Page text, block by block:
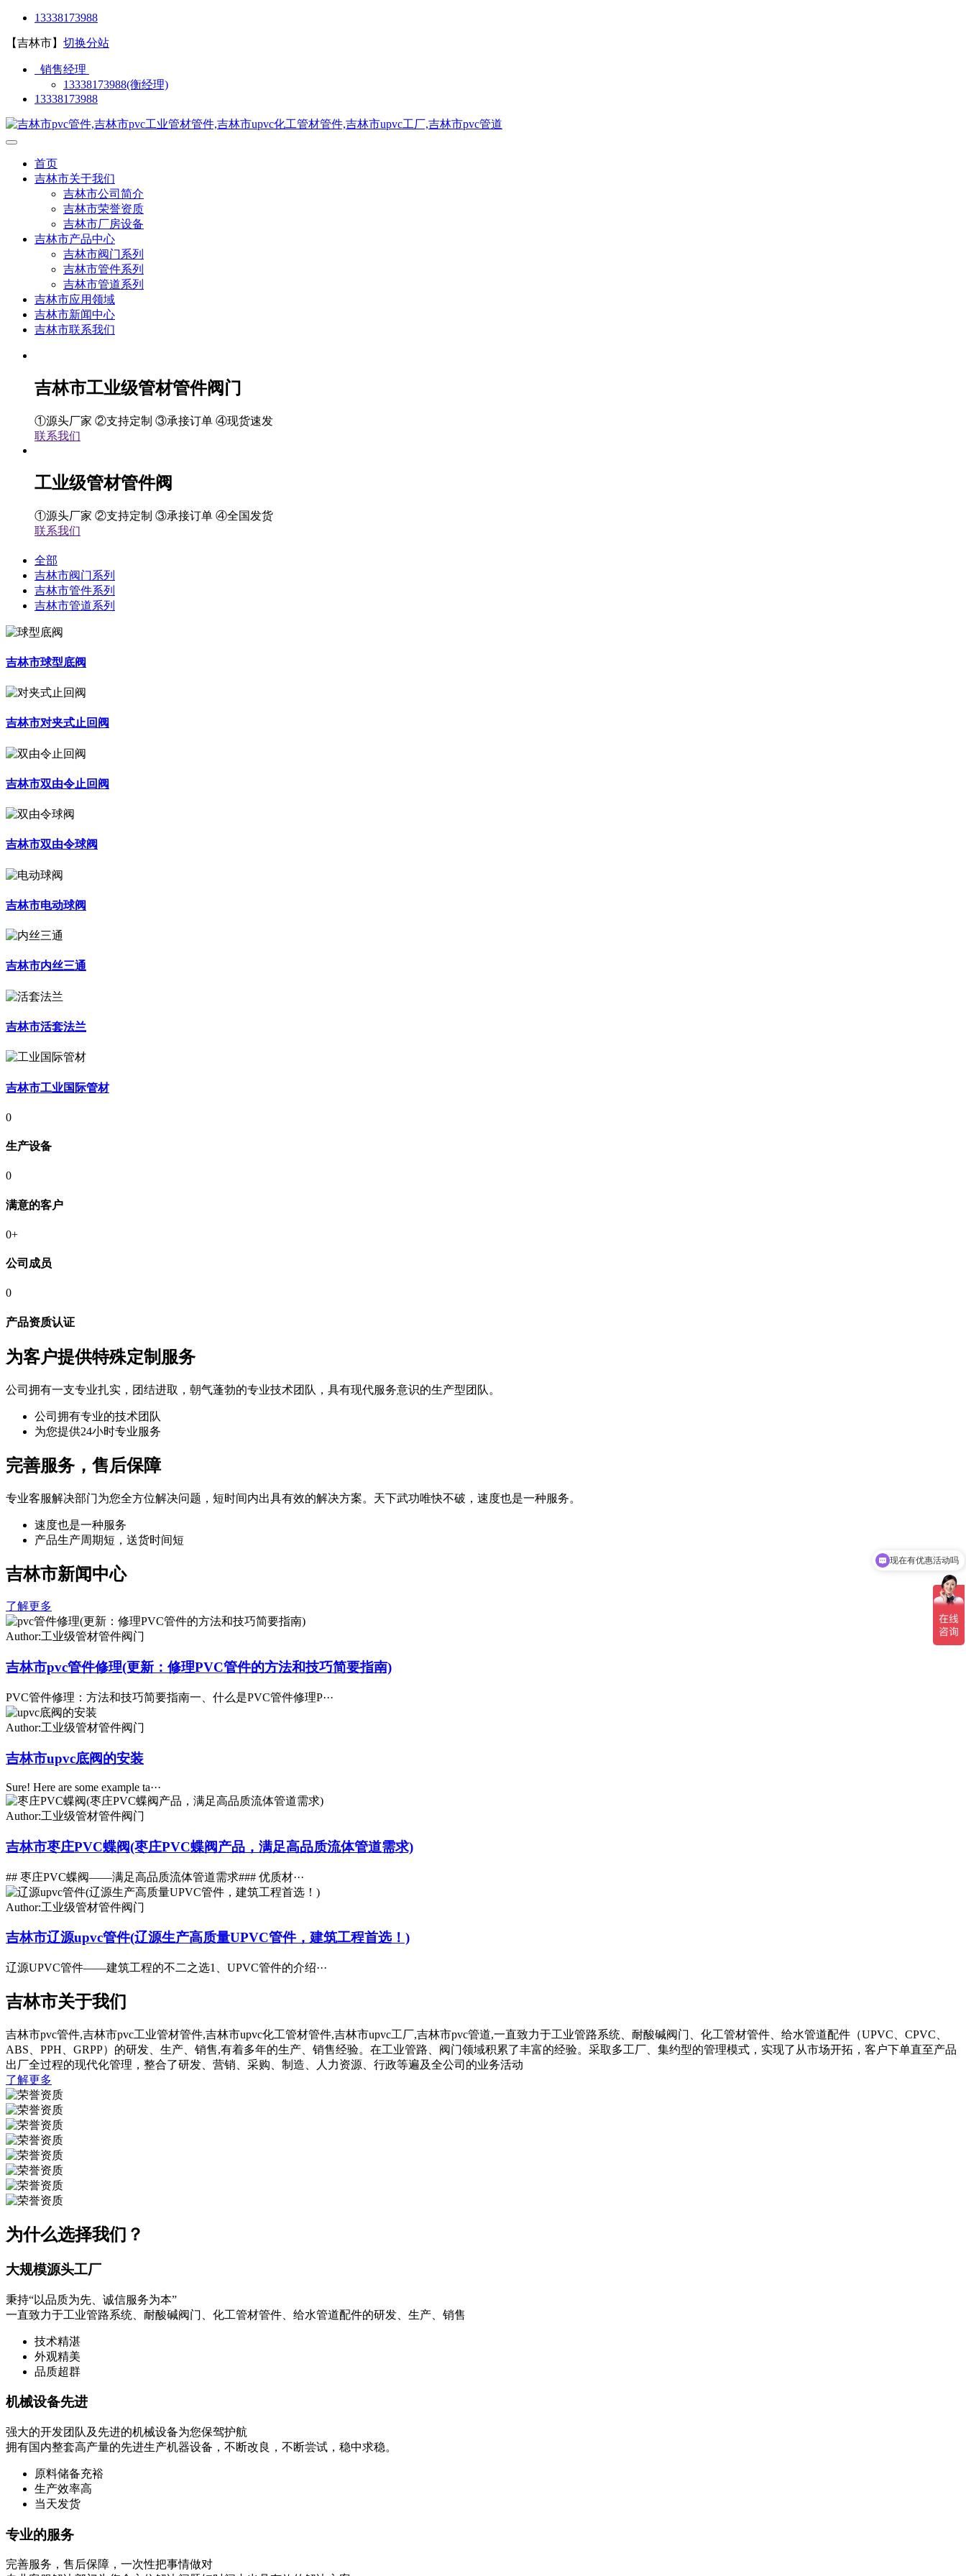
13338173988
【吉林市】 切换分站
销售经理
13338173988(衡经理)
13338173988
首页
吉林市关于我们
吉林市公司简介
吉林市荣誉资质
吉林市厂房设备
吉林市产品中心
吉林市阀门系列
吉林市管件系列
吉林市管道系列
吉林市应用领域
吉林市新闻中心
吉林市联系我们
吉林市工业级管材管件阀门
①源头厂家 ②支持定制 ③承接订单 ④现货速发
联系我们
工业级管材管件阀
①源头厂家 ②支持定制 ③承接订单 ④全国发货
联系我们
全部
吉林市阀门系列
吉林市管件系列
吉林市管道系列
吉林市球型底阀
吉林市对夹式止回阀
吉林市双由令止回阀
吉林市双由令球阀
吉林市电动球阀
吉林市内丝三通
吉林市活套法兰
吉林市工业国际管材
0
生产设备
0
满意的客户
0+
公司成员
0
产品资质认证
为客户提供特殊定制服务
公司拥有一支专业扎实，团结进取，朝气蓬勃的专业技术团队，具有现代服务意识的生产型团队。
公司拥有专业的技术团队
为您提供24小时专业服务
完善服务，售后保障
专业客服解决部门为您全方位解决问题，短时间内出具有效的解决方案。天下武功唯快不破，速度也是一种服务。
速度也是一种服务
产品生产周期短，送货时间短
吉林市新闻中心
了解更多
Author:工业级管材管件阀门
吉林市pvc管件修理(更新：修理PVC管件的方法和技巧简要指南)
PVC管件修理：方法和技巧简要指南一、什么是PVC管件修理P···
Author:工业级管材管件阀门
吉林市upvc底阀的安装
Sure! Here are some example ta···
Author:工业级管材管件阀门
吉林市枣庄PVC蝶阀(枣庄PVC蝶阀产品，满足高品质流体管道需求)
## 枣庄PVC蝶阀——满足高品质流体管道需求### 优质材···
Author:工业级管材管件阀门
吉林市辽源upvc管件(辽源生产高质量UPVC管件，建筑工程首选！)
辽源UPVC管件——建筑工程的不二之选1、UPVC管件的介绍···
吉林市关于我们
吉林市pvc管件,吉林市pvc工业管材管件,吉林市upvc化工管材管件,吉林市upvc工厂,吉林市pvc管道,一直致力于工业管路系统、耐酸碱阀门、化工管材管件、给水管道配件（UPVC、CPVC、
ABS、PPH、GRPP）的研发、生产、销售,有着多年的生产、销售经验。在工业管路、阀门领域积累了丰富的经验。采取多工厂、集约型的管理模式，实现了从市场开拓，客户下单直至产品
出厂全过程的现代化管理，整合了研发、营销、采购、制造、人力资源、行政等遍及全公司的业务活动
了解更多
为什么选择我们？
大规模源头工厂
秉持“以品质为先、诚信服务为本”
一直致力于工业管路系统、耐酸碱阀门、化工管材管件、给水管道配件的研发、生产、销售
技术精湛
外观精美
品质超群
机械设备先进
强大的开发团队及先进的机械设备为您保驾护航
拥有国内整套高产量的先进生产机器设备，不断改良，不断尝试，稳中求稳。
原料储备充裕
生产效率高
当天发货
专业的服务
完善服务，售后保障，一次性把事情做对
可以介绍下你们的产品么